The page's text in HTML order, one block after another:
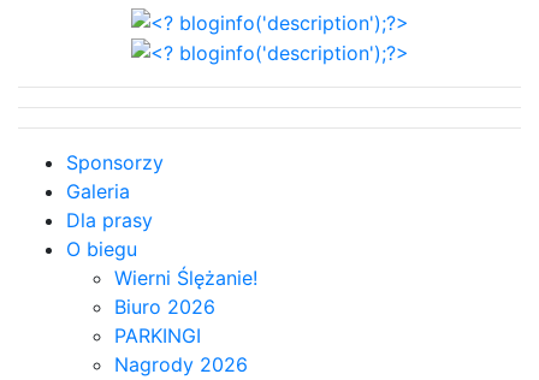
Sponsorzy
Galeria
Dla prasy
O biegu
Wierni Ślężanie!
Biuro 2026
PARKINGI
Nagrody 2026